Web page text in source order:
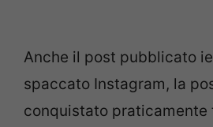
Anche il post pubblicato
spaccato Instagram, la
conquistato praticamente